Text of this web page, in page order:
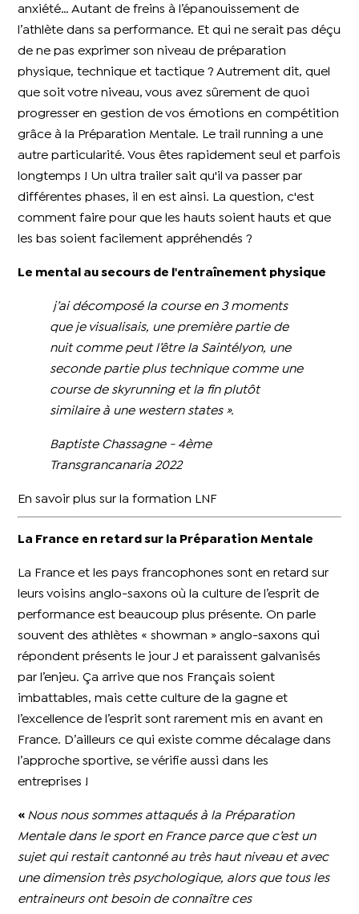
anxiété… Autant de freins à l’épanouissement de
l’athlète dans sa performance. Et qui ne serait pas déçu
de ne pas exprimer son niveau de préparation
physique, technique et tactique ? Autrement dit, quel
que soit votre niveau, vous avez sûrement de quoi
progresser en gestion de vos émotions en compétition
grâce à la Préparation Mentale. Le trail running a une
autre particularité. Vous êtes rapidement seul et parfois
longtemps ! Un ultra trailer sait qu'il va passer par
différentes phases, il en est ainsi. La question, c'est
comment faire pour que les hauts soient hauts et que
les bas soient facilement appréhendés ?
Le mental au secours de l'entraînement physique
j’ai décomposé la course en 3 moments
que je visualisais, une première partie de
nuit comme peut l’être la Saintélyon, une
seconde partie plus technique comme une
course de skyrunning et la fin plutôt
similaire à une western states ».
Baptiste Chassagne - 4ème
Transgrancanaria 2022
En savoir plus sur la formation LNF
La France en retard sur la Préparation Mentale
La France et les pays francophones sont en retard sur
leurs voisins anglo-saxons où la culture de l’esprit de
performance est beaucoup plus présente. On parle
souvent des athlètes « showman » anglo-saxons qui
répondent présents le jour J et paraissent galvanisés
par l’enjeu. Ça arrive que nos Français soient
imbattables, mais cette culture de la gagne et
l’excellence de l’esprit sont rarement mis en avant en
France. D’ailleurs ce qui existe comme décalage dans
l’approche sportive, se vérifie aussi dans les
entreprises !
« Nous nous sommes attaqués à la Préparation
Mentale dans le sport en France parce que c’est un
sujet qui restait cantonné au très haut niveau et avec
une dimension très psychologique, alors que tous les
entraineurs ont besoin de connaître ces